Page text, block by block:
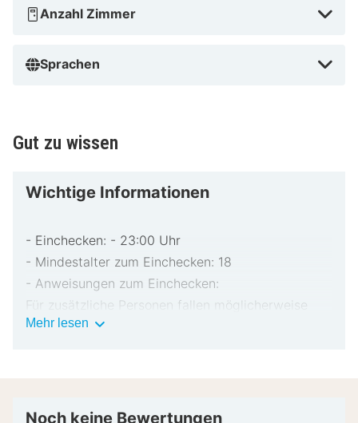
Anzahl Zimmer
Sprachen
Gut zu wissen
Wichtige Informationen
- Einchecken: - 23:00 Uhr
- Mindestalter zum Einchecken: 18
- Anweisungen zum Einchecken:
Für zusätzliche Personen fallen möglicherweise
Gebühren an, die abhängig von den Bestimmungen
bar für unvorhergesehene Aufwendungen verlangt.
Mehr lesen Wichtige
Noch keine Bewertungen